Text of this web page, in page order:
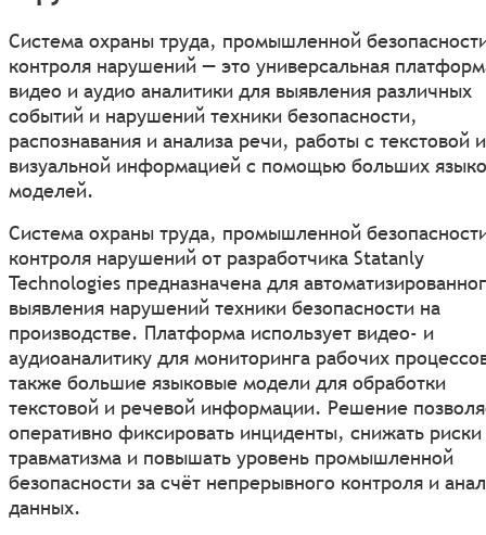
Система охраны труда, промышленной
контроля нарушений — это универсальная
видео и аудио аналитики для выявления различных
событий и нарушений техники безопасности,
распознавания и анализа речи, работы с текстовой и
визуальной информацией с помощью больших
моделей.
Система охраны труда, промышленной
контроля нарушений от разработчика Statanly
Technologies предназначена для
выявления нарушений техники безопасности на
производстве. Платформа использует видео‑ и
аудиоаналитику для мониторинга рабочих
также большие языковые модели для обработки
текстовой и речевой информации. Решение
оперативно фиксировать инциденты, снижать риски
травматизма и повышать уровень промышленной
безопасности за счёт непрерывного контроля и
данных.